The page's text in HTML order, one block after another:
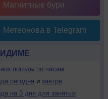
Магнитные бури
Метеонова в Telegram
погоды по часам
сегодня и завтра
на 3 дня для занятых